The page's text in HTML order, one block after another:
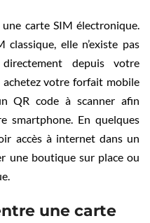
carte SIM électronique.
elle n’existe pas
depuis votre
votre forfait mobile
QR code à scanner afin
smartphone. En quelques
accès à internet dans un
une boutique sur place ou
une carte